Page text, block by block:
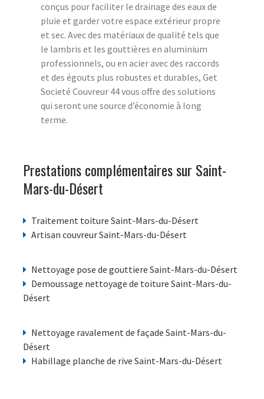
conçus pour faciliter le drainage des eaux de
pluie et garder votre espace extérieur propre
et sec. Avec des matériaux de qualité tels que
le lambris et les gouttières en aluminium
professionnels, ou en acier avec des raccords
et des égouts plus robustes et durables, Get
Societé Couvreur 44 vous offre des solutions
qui seront une source d’économie à long
terme.
Prestations complémentaires sur Saint-
Mars-du-Désert
Traitement toiture Saint-Mars-du-Désert
Artisan couvreur Saint-Mars-du-Désert
Nettoyage pose de gouttiere Saint-Mars-du-Désert
Demoussage nettoyage de toiture Saint-Mars-du-
Désert
Nettoyage ravalement de façade Saint-Mars-du-
Désert
Habillage planche de rive Saint-Mars-du-Désert